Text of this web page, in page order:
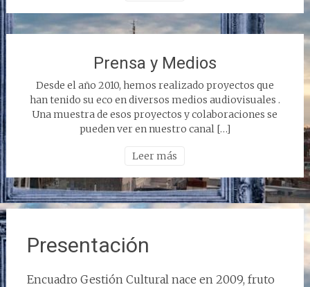
Prensa y Medios
Desde el año 2010, hemos realizado proyectos que
han tenido su eco en diversos medios audiovisuales .
Una muestra de esos proyectos y colaboraciones se
pueden ver en nuestro canal […]
Leer más
Presentación
Encuadro Gestión Cultural nace en 2009, fruto